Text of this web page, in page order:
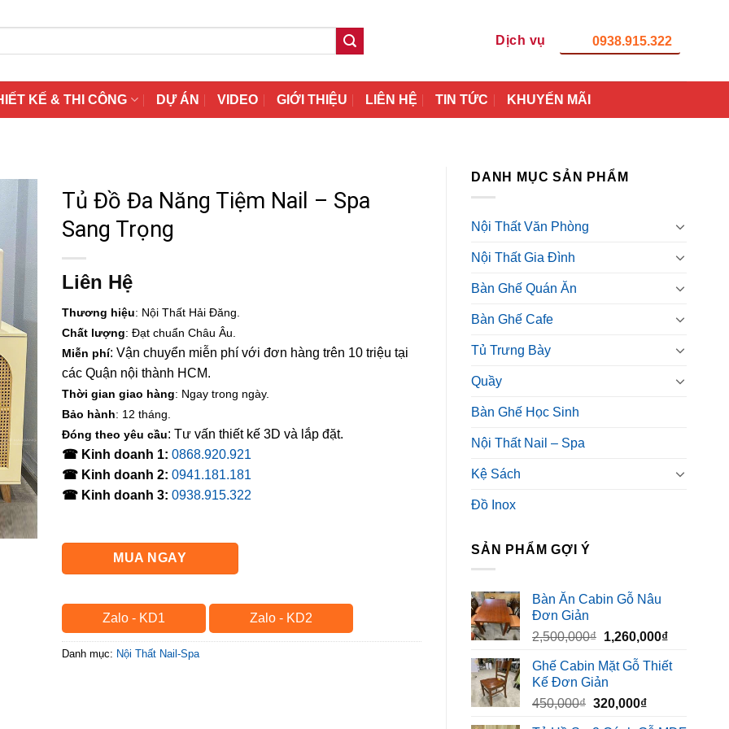
Dịch vụ 0938.915.322
KẾ & THI CÔNG DỰ ÁN VIDEO GIỚI THIỆU LIÊN HỆ TIN TỨC KHUYẾN MÃI
DANH MỤC SẢN PHẨM
Nội Thất Văn Phòng
Nội Thất Gia Đình
Bàn Ghế Quán Ăn
Bàn Ghế Cafe
Tủ Trưng Bày
Quầy
Bàn Ghế Học Sinh
Nội Thất Nail – Spa
Kệ Sách
Đồ Inox
SẢN PHẨM GỢI Ý
Bàn Ăn Cabin Gỗ Nâu
Đơn Giản
2,500,000₫ Giá
là:
2,500,000₫.
1,260,000₫Giá
tại
Ghế Cabin Mặt Gỗ Thiết
Kế Đơn Giản
450,000₫ Giá
320,000₫Giá
Tủ Đồ Đa Năng Tiệm Nail – Spa
Sang Trọng
Liên Hệ
Thương hiệu: Nội Thất Hải Đăng.
Chất lượng: Đạt chuẩn Châu Âu.
Miễn phí: Vận chuyển miễn phí với đơn hàng trên 10 triệu tại
các Quận nội thành HCM.
Thời gian giao hàng: Ngay trong ngày.
Bảo hành: 12 tháng.
Đóng theo yêu cầu: Tư vấn thiết kế 3D và lắp đặt.
☎ Kinh doanh 1: 0868.920.921
☎ Kinh doanh 2: 0941.181.181
☎ Kinh doanh 3: 0938.915.322
MUA NGAY
Zalo - KD1 Zalo - KD2
Danh mục: Nội Thất Nail-Spa